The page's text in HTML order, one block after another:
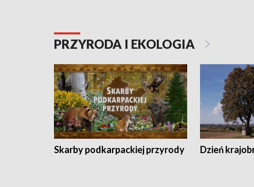
PRZYRODA I EKOLOGIA
Skarby podkarpackiej przyrody Dzień